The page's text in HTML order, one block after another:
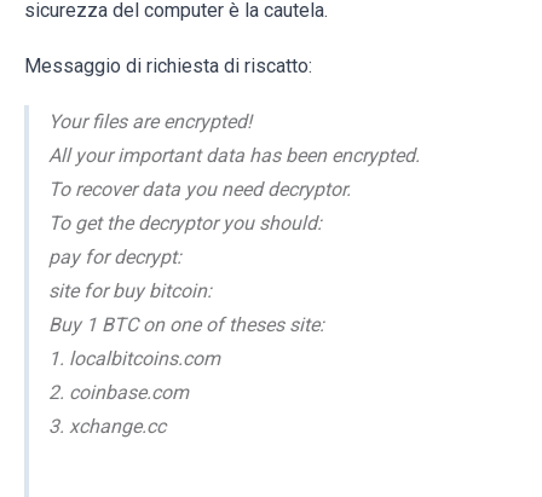
sicurezza del computer è la cautela.
Messaggio di richiesta di riscatto:
Your files are encrypted!
All your important data has been encrypted.
To recover data you need decryptor.
To get the decryptor you should:
pay for decrypt:
site for buy bitcoin:
Buy 1 BTC on one of theses site:
1. localbitcoins.com
2. coinbase.com
3. xchange.cc